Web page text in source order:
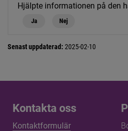
Hjälpte informationen på den
Ja Nej
Senast uppdaterad: 2025-02-10
Kontakta oss
Kontakta oss
Kontaktformulär